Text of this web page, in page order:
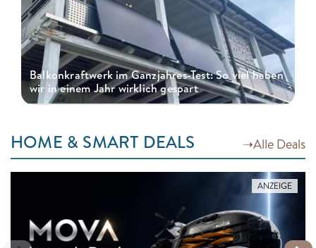
Balkonkraftwerk im Ganzjahres-Test: So viel haben
wir in einem Jahr wirklich gespart
HOME & SMART DEALS ➝Alle Deals
ANZEIGE